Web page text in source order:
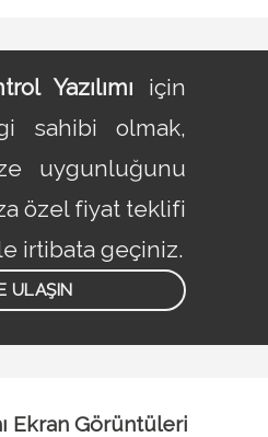
Yazılımı için
sahibi olmak,
uygunluğunu
özel fiyat teklifi
irtibata geçiniz.
ULAŞIN
Ekran Görüntüleri